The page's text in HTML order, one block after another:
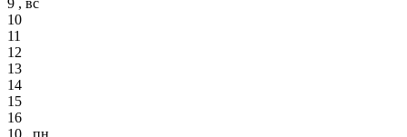
10
11
12
13
14
15
16
10 , пн